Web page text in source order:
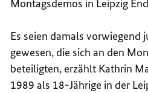
Montagsdemos in Leipzig
Es seien damals vorwiegend
gewesen, die sich an den
beteiligten, erzählt Kathrin
1989 als 18-Jährige in der